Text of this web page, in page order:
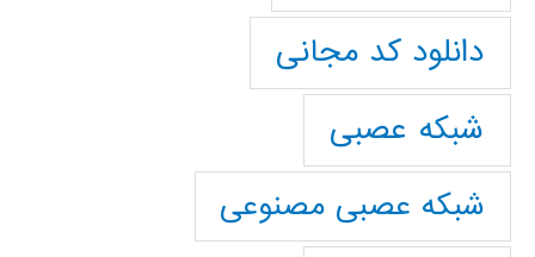
دانلود کد مجانی
شبکه عصبی
شبکه عصبی مصنوعی